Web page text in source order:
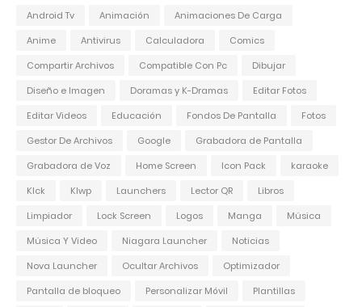
Android Tv Animación
Animaciones De Carga
Anime
Antivirus Calculadora
Comics
Compartir Archivos
Compatible Con Pc
Dibujar
Diseño e Imagen
Doramas y K-Dramas
Editar Fotos
Editar Videos
Educación Fondos De Pantalla
Fotos
Gestor De Archivos
Google
Grabadora de Pantalla
Grabadora de Voz
Home Screen Icon Pack
karaoke
Klck
Klwp Launchers Lector QR
Libros
Limpiador
Lock Screen Logos Manga
Música
Música Y Video
Niagara Launcher
Noticias
Nova Launcher
Ocultar Archivos
Optimizador
Pantalla de bloqueo
Personalizar Móvil
Plantillas